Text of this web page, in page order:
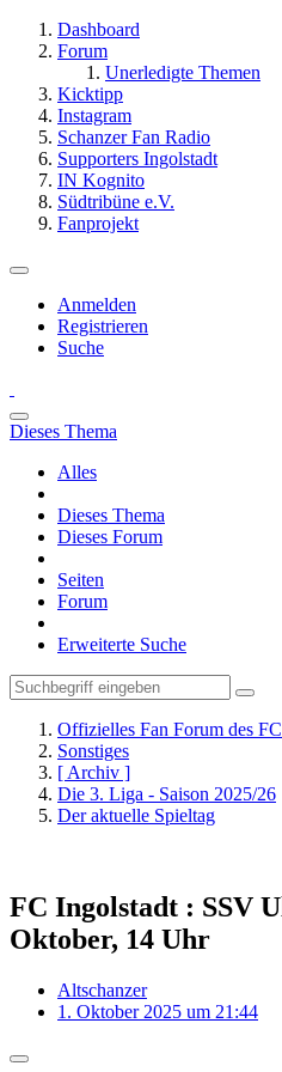
Dashboard
Forum
Unerledigte Themen
Kicktipp
Instagram
Schanzer Fan Radio
Supporters Ingolstadt
IN Kognito
Südtribüne e.V.
Fanprojekt
Anmelden
Registrieren
Suche
Dieses Thema
Alles
Dieses Thema
Dieses Forum
Seiten
Forum
Erweiterte Suche
Offizielles Fan Forum des
Sonstiges
[ Archiv ]
Die 3. Liga - Saison 2025/26
Der aktuelle Spieltag
FC Ingolstadt : SSV
Oktober, 14 Uhr
Altschanzer
1. Oktober 2025 um 21:44